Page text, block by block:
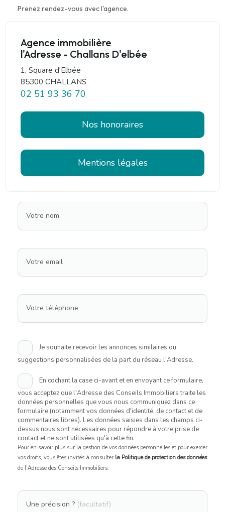
Prenez rendez-vous avec l'agence.
Agence immobilière
l'Adresse - Challans D'elbée
1, Square d'Elbée
85300 CHALLANS
02 51 93 36 70
Nos honoraires
Mentions légales
Votre nom
Votre email
Votre téléphone
Je souhaite recevoir les annonces similaires ou
suggestions personnalisées de la part du réseau l'Adresse.
En cochant la case ci-avant et en envoyant ce formulaire,
vous acceptez que l'Adresse des Conseils Immobiliers traite les
données personnelles que vous nous communiquez dans ce
formulaire (notamment vos données d'identité, de contact et de
commentaires libres). Les données saisies dans les champs ci-
dessus nous sont nécessaires pour répondre à votre prise de
contact et ne sont utilisées qu'à cette fin.
Pour en savoir plus sur la gestion de vos données personnelles et pour exercer
vos droits, vous êtes invités à consulter la Politique de protection des données
de l'Adresse des Conseils Immobiliers.
Une précision ? (facultatif)